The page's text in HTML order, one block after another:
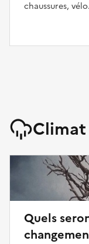
chaussures,
Climat
Quels